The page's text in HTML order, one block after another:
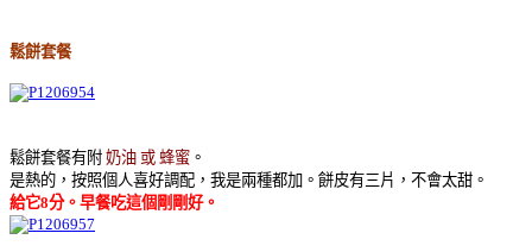
鬆餅套餐
鬆餅套餐有附 奶油 或 蜂蜜 。
是熱的，按照個人喜好調配，我是兩種都加。餅皮有三片，不會太甜。
給它8分。早餐吃這個剛剛好。